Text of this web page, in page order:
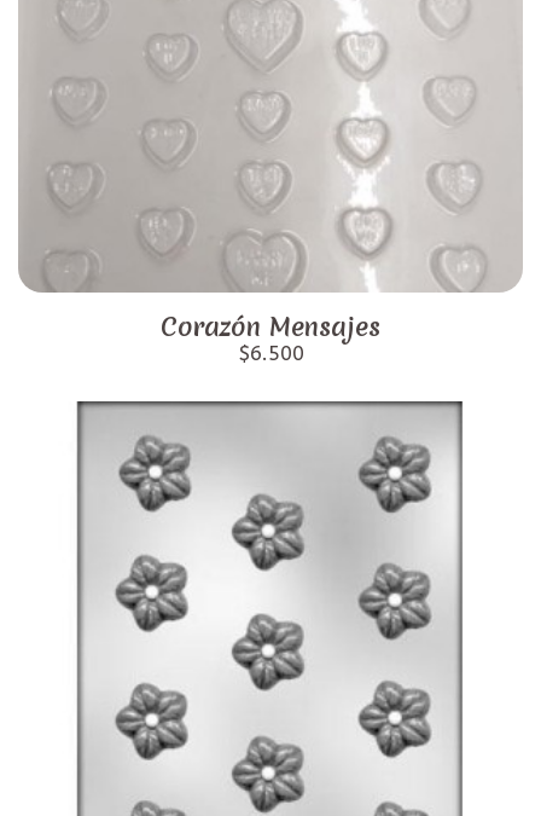
Corazón Mensajes
$6.500